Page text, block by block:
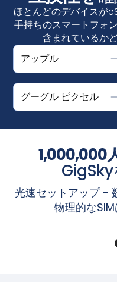
iPhone
iPhone XS、
香港とマカオでは、
れています。iPhoneが
定」＞「携帯電話」画面
表示されている場合です
れているiPhoneは、ロ
設定＞接続＞SIMマネー
れていれば、お使いの
ギャラクシーS25
クシーS24 / S24+
S21+ / S21ウルト
S20ウルトラ
Galaxy Z Fold7 /
Flip6、Galaxy Z
Fold4 / Flip4、
Fold2、Galaxy Z
Galaxy A56 5G、
Google Pixelは、"代わり
か？"と表示されれば
トワークとインターネ
ションが表示されます。
ピクセル8、8a、
ピクセル7、7a、
ピクセルフォール
ピクセル6、6a、
ピクセル5、5a
Pixel 3a、3a XL (
のPixel 3aはeSIM
DOOGEE V30
Honor Magic 4 Pro
ȀMicrosoft
Motorola Razr
Planet Gemini
楽天ミニ、Big、
Sharp Aquos
Sony Xperia 1 IV、
ȀXiaomiMI 12T Pro
ほとんどのデバイスが
手持ちのスマートフォ
含まれているか
アップル
グーグル ピクセル
1,000,000
GigSky
光速セットアップ -
物理的なSIM